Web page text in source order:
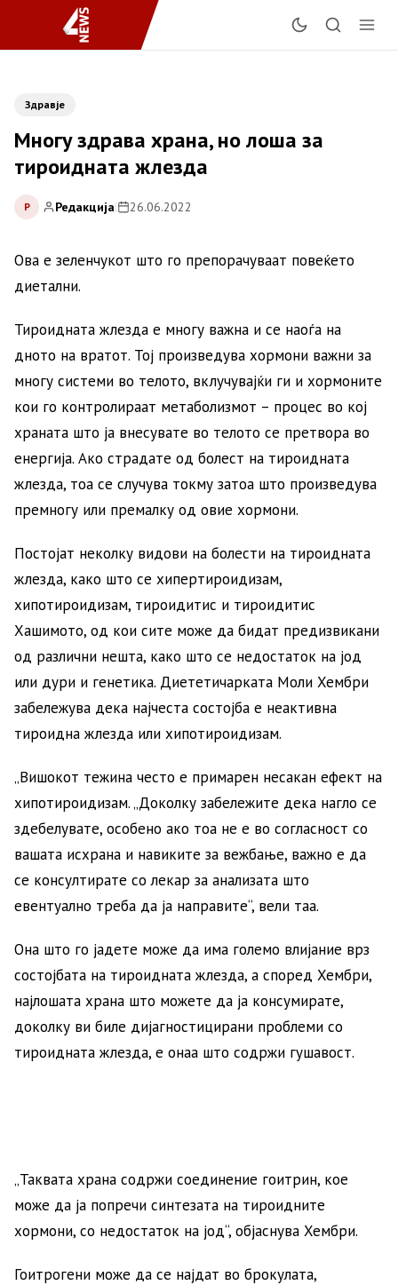
Здравје
Многу здрава храна, но лоша за
тироидната жлезда
Р Редакција| 26.06.2022
Ова е зеленчукот што го препорачуваат повеќето
диетални.
Тироидната жлезда е многу важна и се наоѓа на
дното на вратот. Тој произведува хормони важни за
многу системи во телото, вклучувајќи ги и хормоните
кои го контролираат метаболизмот – процес во кој
храната што ја внесувате во телото се претвора во
енергија. Ако страдате од болест на тироидната
жлезда, тоа се случува токму затоа што произведува
премногу или премалку од овие хормони.
Постојат неколку видови на болести на тироидната
жлезда, како што се хипертироидизам,
хипотироидизам, тироидитис и тироидитис
Хашимото, од кои сите може да бидат предизвикани
од различни нешта, како што се недостаток на јод
или дури и генетика. Диететичарката Моли Хембри
забележува дека најчеста состојба е неактивна
тироидна жлезда или хипотироидизам.
„Вишокот тежина често е примарен несакан ефект на
хипотироидизам. „Доколку забележите дека нагло се
здебелувате, особено ако тоа не е во согласност со
вашата исхрана и навиките за вежбање, важно е да
се консултирате со лекар за анализата што
евентуално треба да ја направите“, вели таа.
Она што го јадете може да има големо влијание врз
состојбата на тироидната жлезда, а според Хембри,
најлошата храна што можете да ја консумирате,
доколку ви биле дијагностицирани проблеми со
тироидната жлезда, е онаа што содржи гушавост.
„Таквата храна содржи соединение гоитрин, кое
може да ја попречи синтезата на тироидните
хормони, со недостаток на јод“, објаснува Хембри.
Гоитрогени може да се најдат во брокулата,